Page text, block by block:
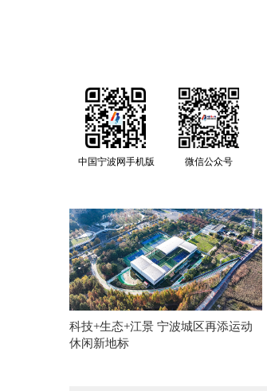
中国宁波网手机版 微信公众号
科技+生态+江景 宁波城区再添运动
休闲新地标